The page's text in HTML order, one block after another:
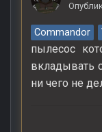
Commandor
пылесос
вкладывать
ни чего не